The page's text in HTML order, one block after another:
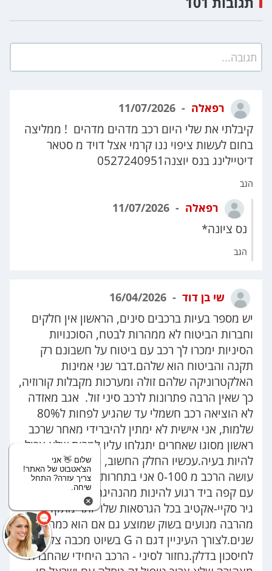
תגובה...
רפאלה
קיבלתי את שלי היום רכב מדהים מדהים ! ממליצה
בחום לעשות ציפוי ננו קרמי אצל דויד מ סטאר
דיטיילינג בנס יוצנה0527240951
הגב
רפאלה
נס ציונה*
הגב
שי בן דוד
יש מספר בעיות ברכבים סינים, הראשון אין חלקים
וחברות הביטוח לא ממהרות לבטח, הסוכנויות
הסיניות ימכרו לך רכב עם ביטוח על חשבונם רק
תקנה והביטוח הוא שלהם.דבר שני אמינות
האלקטרוניקה שלהם זולה ומערכות מקבלות קורוזיה,
כך שאין הרבה פתרונות לרכב סיני זול. אגב מאזדה
לא הוציאה רכב חשמלי עד שהגיע לפחות ל80%
שלמות, אני אישית לא ימתין להיברידי מאחר שרכב
ראשון מסוגו שאחרים יתגלחו עליו למרות שלא צריל
להיות בעיה.עכשיו החלק החשוב, מה זה מעניין כמה
עושה הרכב מ 0-100 אני בתחרות? אני אוהב לנסוע
עם קפה ביד רגוע להינות מהנהיגה.לסיום: המנוע /
גיר סקיי-אקטיב בכל הגרסאות שלו יותר מתקדם
מהרבה מנועים בשוק שמוצע גם אם הוא כמה
שנים.לצורך העיניין דגם ה G בשיוט מכבה צלינדר
לחיסכון בדלק.נחזור לסיני - הרכב היחידי שהחברה
שלום 👋 אני
הצ'אטבוט של האתר!
צריך עזרה? התחל
שיחה.